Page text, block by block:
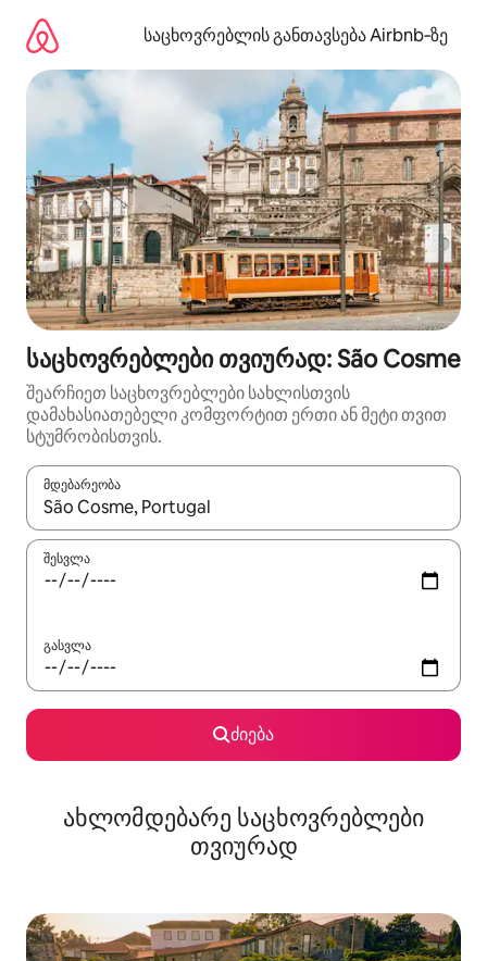
გადასვლა
საცხოვრებლის განთავსება Airbnb‑ზე
საცხოვრებლები თვიურად: São Cosme
შეარჩიეთ საცხოვრებლები სახლისთვის
დამახასიათებელი კომფორტით ერთი ან მეტი თვით
სტუმრობისთვის.
მდებარეობა
როცა შედეგები ხელმისაწვდომი გახდება, ნავიგაციისთვის
შესვლა
გასვლა
ძიება
ახლომდებარე საცხოვრებლები
თვიურად